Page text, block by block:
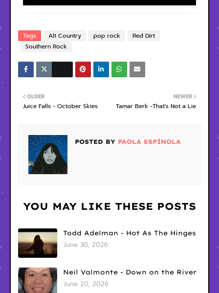
Tags Alt Country pop rock
Red Dirt
Southern Rock
NEWER
Tamar Berk -That's Not a Lie
OLDER
Juice Falls - October Skies
POSTED BY PAOLA ESPÍNOLA
YOU MAY LIKE THESE POSTS
Todd Adelman - Hot As The Hinges
June 30, 2026
Neil Valmonte - Down on the River
June 20, 2026